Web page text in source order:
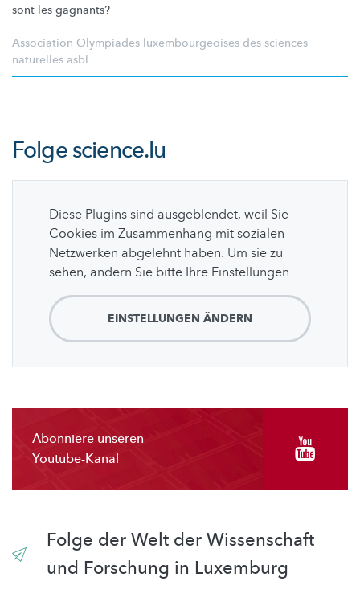
sont les gagnants?
Association Olympiades luxembourgeoises des sciences
naturelles asbl
Folgescience.lu
Diese Plugins sind ausgeblendet, weil Sie
Cookies im Zusammenhang mit sozialen
Netzwerken abgelehnt haben. Um sie zu
sehen, ändern Sie bitte Ihre Einstellungen.
EINSTELLUNGEN ÄNDERN
Abonniere unseren
Youtube-Kanal
Folge der Welt der Wissenschaft
und Forschung in Luxemburg